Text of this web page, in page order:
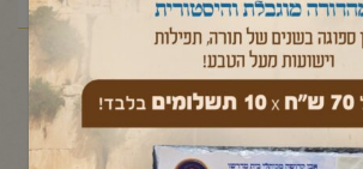
יולי 6, 2026